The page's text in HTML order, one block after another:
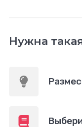
Нужна